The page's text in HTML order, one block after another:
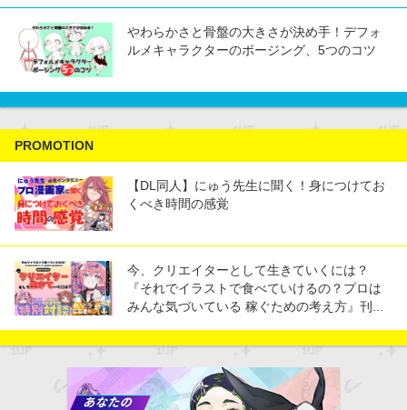
やわらかさと骨盤の大きさが決め手！デフォ
ルメキャラクターのポージング、5つのコツ
PROMOTION
【DL同人】にゅう先生に聞く！身につけてお
くべき時間の感覚
今、クリエイターとして生きていくには？
『それでイラストで食べていけるの？プロは
みんな気づいている 稼ぐための考え方』刊...